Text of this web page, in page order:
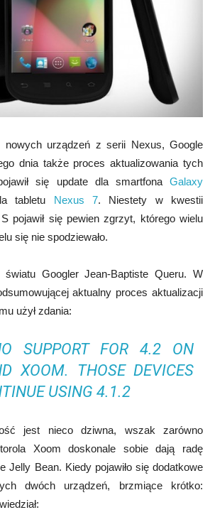
nowych urządzeń z serii Nexus, Google
dnia także proces aktualizowania tych
się update dla smartfona Galaxy
tabletu Nexus 7. Niestety w kwestii
pojawił się pewien zgrzyt, którego wielu
się nie spodziewało.
światu Googler Jean-Baptiste Queru. W
aktualny proces aktualizacji
użył zdania:
SUPPORT FOR 4.2 ON
XOOM. THOSE DEVICES
USING 4.1.2
jest nieco dziwna, wszak zarówno
Xoom doskonale sobie dają radę
Jelly Bean. Kiedy pojawiło się dodatkowe
dwóch urządzeń, brzmiące krótko: